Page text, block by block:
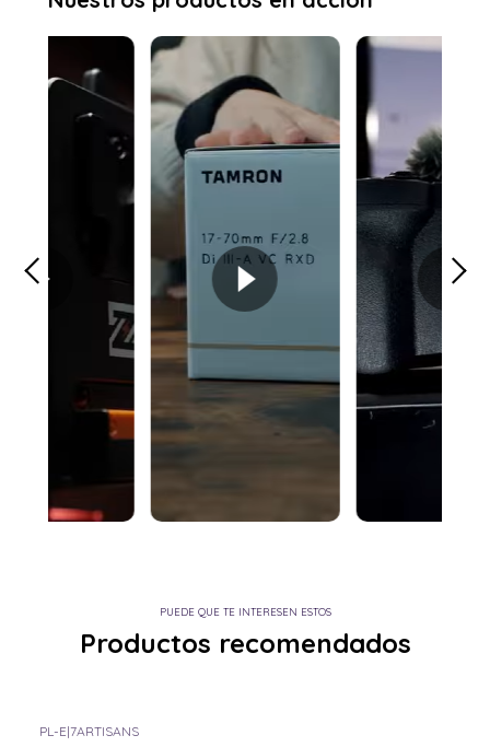
PUEDE QUE TE INTERESEN ESTOS
Productos recomendados
PL-E|7ARTISANS